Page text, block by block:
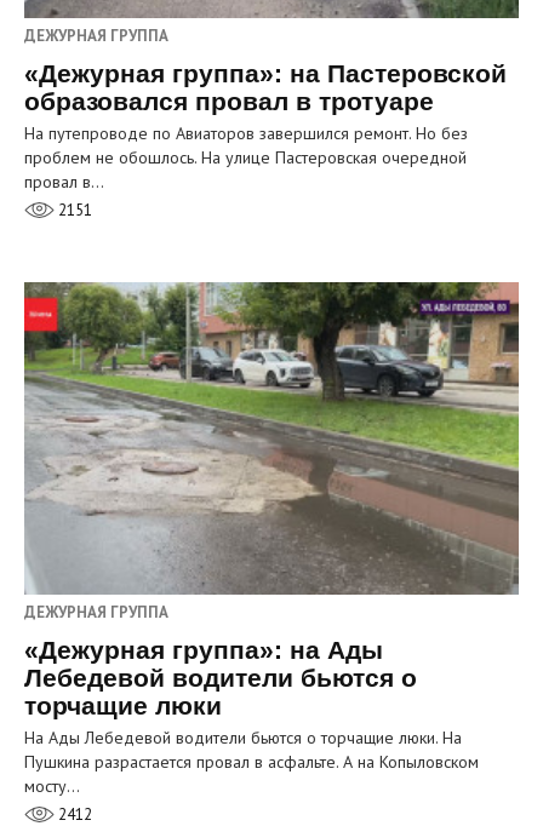
ДЕЖУРНАЯ ГРУППА
«Дежурная группа»: на Пастеровской
образовался провал в тротуаре
На путепроводе по Авиаторов завершился ремонт. Но без
проблем не обошлось. На улице Пастеровская очередной
провал в…
2151
ДЕЖУРНАЯ ГРУППА
«Дежурная группа»: на Ады
Лебедевой водители бьются о
торчащие люки
На Ады Лебедевой водители бьются о торчащие люки. На
Пушкина разрастается провал в асфальте. А на Копыловском
мосту…
2412